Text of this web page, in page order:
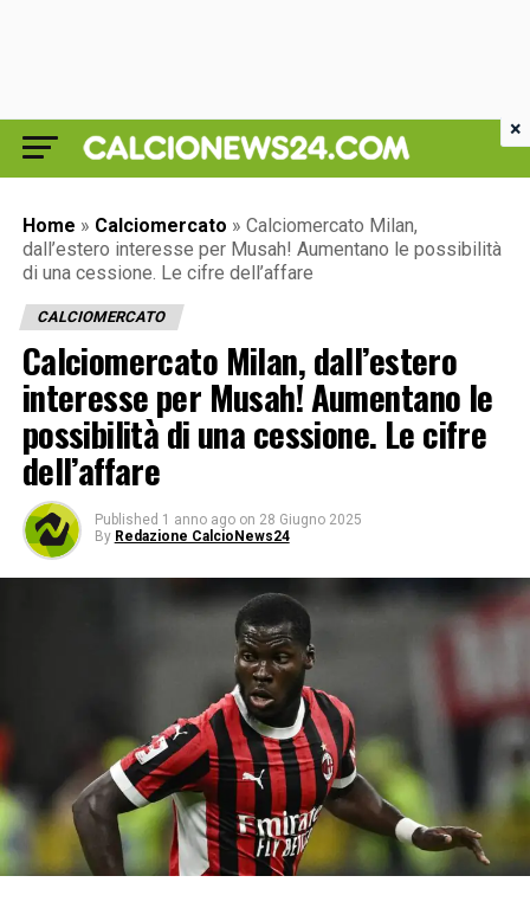
Home » Calciomercato » Calciomercato Milan,
dall’estero interesse per Musah! Aumentano le possibilità
di una cessione. Le cifre dell’affare
CALCIOMERCATO
Calciomercato Milan, dall’estero
interesse per Musah! Aumentano le
possibilità di una cessione. Le cifre
dell’affare
Published 1 anno ago on 28 Giugno 2025
By Redazione CalcioNews24
×